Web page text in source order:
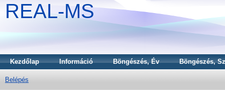
REAL-MS
Kezdőlap Információ Böngészés, Év Böngészés,
Belépés